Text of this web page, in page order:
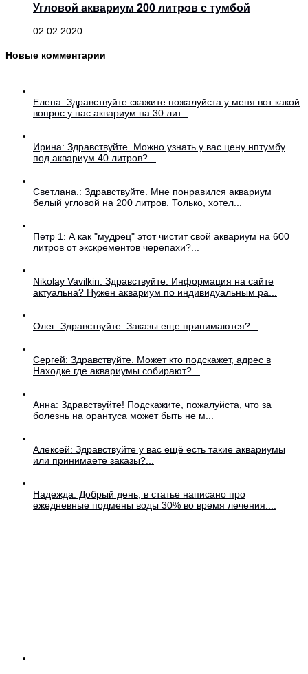
Угловой аквариум 200 литров с тумбой
02.02.2020
Новые комментарии
Елена: Здравствуйте скажите пожалуйста у меня вот какой
вопрос у нас аквариум на 30 лит...
Ирина: Здравствуйте. Можно узнать у вас цену нптумбу
под аквариум 40 литров?...
Светлана.: Здравствуйте. Мне понравился аквариум
белый угловой на 200 литров. Только, хотел...
Петр 1: А как "мудрец" этот чистит свой аквариум на 600
литров от экскрементов черепахи?...
Nikolay Vavilkin: Здравствуйте. Информация на сайте
актуальна? Нужен аквариум по индивидуальным ра...
Олег: Здравствуйте. Заказы еще принимаются?...
Сергей: Здравствуйте. Может кто подскажет, адрес в
Находке где аквариумы собирают?...
Анна: Здравствуйте! Подскажите, пожалуйста, что за
болезнь на орантуса может быть не м...
Алексей: Здравствуйте у вас ещё есть такие аквариумы
или принимаете заказы?...
Надежда: Добрый день, в статье написано про
ежедневные подмены воды 30% во время лечения....